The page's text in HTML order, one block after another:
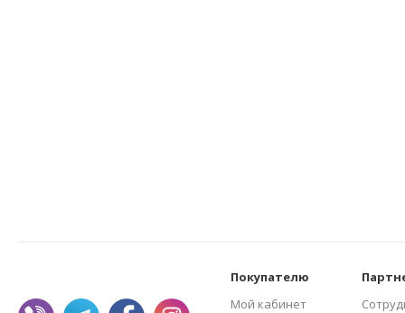
Покупателю
Мой кабинет